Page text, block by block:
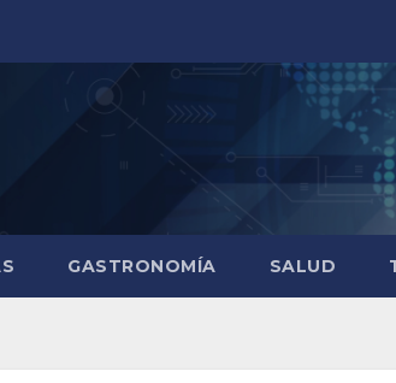
GASTRONOMÍA SALUD